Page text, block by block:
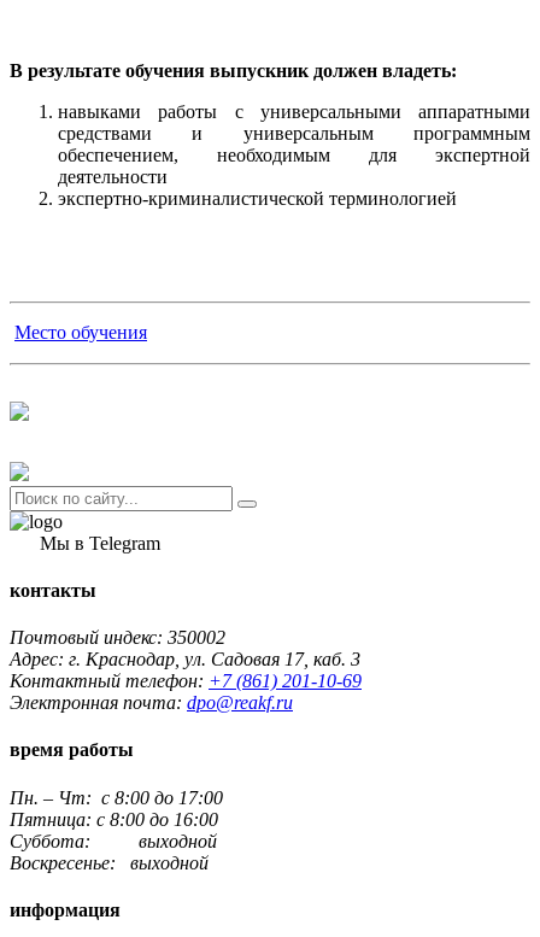
В результате обучения выпускник должен владеть:
навыками работы с универсальными аппаратными
средствами и универсальным программным
обеспечением, необходимым для экспертной
деятельности
экспертно-криминалистической терминологией
Место обучения
Мы в Telegram
контакты
Почтовый индекс: 350002
Адрес: г. Краснодар, ул. Садовая 17, каб. 3
Контактный телефон: +7 (861) 201-10-69
Электронная почта: dpo@reakf.ru
время работы
Пн. – Чт: с 8:00 до 17:00
Пятница: с 8:00 до 16:00
Суббота: выходной
Воскресенье: выходной
информация